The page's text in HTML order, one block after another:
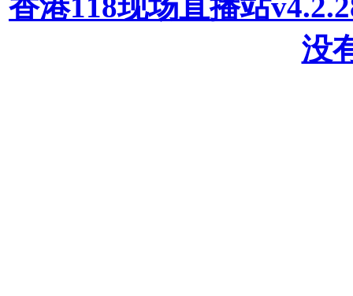
香港118现场直播站
没